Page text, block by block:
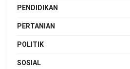
PENDIDIKAN
PERTANIAN
POLITIK
SOSIAL